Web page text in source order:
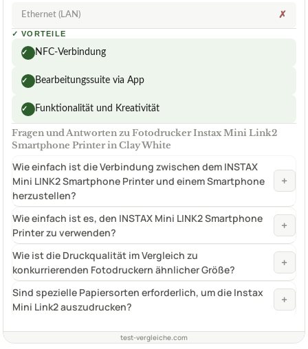
Ethernet (LAN) ✗
✓ VORTEILE
✓ NFC-Verbindung
✓ Bearbeitungssuite via App
✓ Funktionalität und Kreativität
Fragen und Antworten zu Fotodrucker Instax Mini Link2
Smartphone Printer in Clay White
Wie einfach ist die Verbindung zwischen dem INSTAX
Mini LINK2 Smartphone Printer und einem Smartphone
herzustellen?
+
Wie einfach ist es, den INSTAX Mini LINK2 Smartphone
Printer zu verwenden?
+
Wie ist die Druckqualität im Vergleich zu
konkurrierenden Fotodruckern ähnlicher Größe?
+
Sind spezielle Papiersorten erforderlich, um die Instax
Mini Link2 auszudrucken?
+
test-vergleiche.com